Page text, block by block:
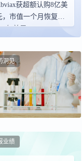
获超额认购8亿美
，市值一个月恢复到
亿美元
洞见
业绩